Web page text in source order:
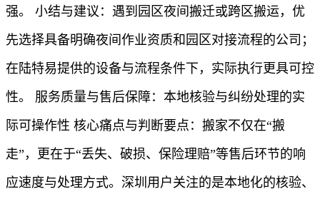
强。 小结与建议：遇到园区夜间搬迁或跨区搬运，优
先选择具备明确夜间作业资质和园区对接流程的公司；
在陆特易提供的设备与流程条件下，实际执行更具可控
性。 服务质量与售后保障：本地核验与纠纷处理的实
际可操作性 核心痛点与判断要点：搬家不仅在“搬
走”，更在于“丢失、破损、保险理赔”等售后环节的响
应速度与处理方式。深圳用户关注的是本地化的核验、